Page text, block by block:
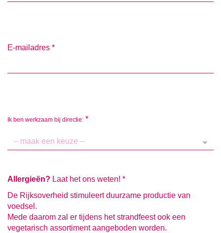
E-mailadres *
Ik ben werkzaam bij directie: *
Allergieën? Laat het ons weten! *
De Rijksoverheid stimuleert duurzame productie van
voedsel.
Mede daarom zal er tijdens het strandfeest ook een
vegetarisch assortiment aangeboden worden.